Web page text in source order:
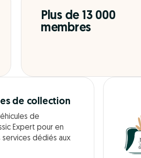
Plus de 13 000
membres
de collection
de
Expert pour en
services dédiés aux